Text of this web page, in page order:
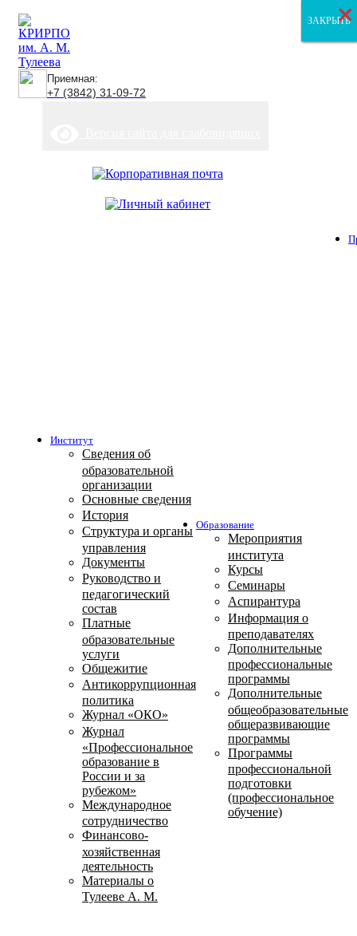
Приемная:
+7 (3842) 31-09-72
Институт
Сведения об
образовательной
организации
Основные сведения
История
Структура и органы
управления
Документы
Руководство и
педагогический
состав
Платные
образовательные
услуги
Общежитие
Антикоррупционная
политика
Журнал «ОКО»
Журнал
«Профессиональное
образование в
России и за
рубежом»
Международное
сотрудничество
Финансово-
хозяйственная
деятельность
Материалы о
Тулееве А. М.
Образование
Мероприятия
института
Курсы
Семинары
Аспирантура
Информация о
преподавателях
Дополнительные
профессиональные
программы
Дополнительные
общеобразовательные
общеразвивающие
программы
Программы
профессиональной
подготовки
(профессиональное
обучение)
ЗАКРЫТЬ
ЗАКРЫТЬ
ЗАКРЫТЬ
×
×
×